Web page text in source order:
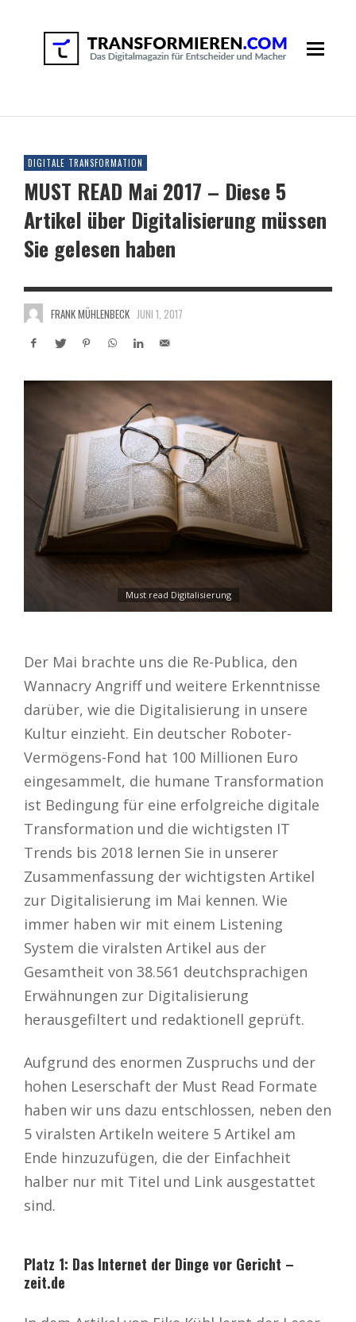
DIGITALE TRANSFORMATION
MUST READ Mai 2017 – Diese 5
Artikel über Digitalisierung müssen
Sie gelesen haben
FRANK MÜHLENBECK JUNI 1, 2017
Must read Digitalisierung
Der Mai brachte uns die Re-Publica, den
Wannacry Angriff und weitere Erkenntnisse
darüber, wie die Digitalisierung in unsere
Kultur einzieht. Ein deutscher Roboter-
Vermögens-Fond hat 100 Millionen Euro
eingesammelt, die humane Transformation
ist Bedingung für eine erfolgreiche digitale
Transformation und die wichtigsten IT
Trends bis 2018 lernen Sie in unserer
Zusammenfassung der wichtigsten Artikel
zur Digitalisierung im Mai kennen. Wie
immer haben wir mit einem Listening
System die viralsten Artikel aus der
Gesamtheit von 38.561 deutchsprachigen
Erwähnungen zur Digitalisierung
herausgefiltert und redaktionell geprüft.
Aufgrund des enormen Zuspruchs und der
hohen Leserschaft der Must Read Formate
haben wir uns dazu entschlossen, neben den
5 viralsten Artikeln weitere 5 Artikel am
Ende hinzuzufügen, die der Einfachheit
halber nur mit Titel und Link ausgestattet
sind.
Platz 1: Das Internet der Dinge vor Gericht –
zeit.de